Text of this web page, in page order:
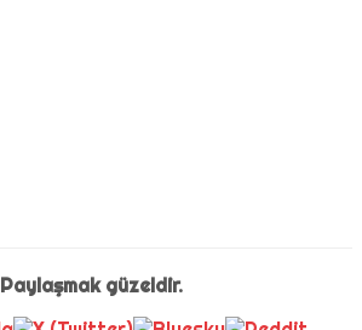
Paylaşmak güzeldir.